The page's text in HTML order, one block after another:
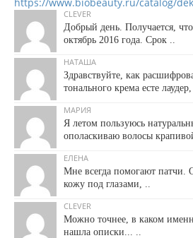
CLEVER
Добрый день. Получается,
октябрь 2016 года. Срок ..
НАТАША
Здравствуйте, как
тонального крема есте лаудер,
МАРИЯ
Я летом пользуюсь
ополаскиваю волосы
ЕЛЕНА
Мне всегда помогают патчи.
кожу под глазами, ..
CLEVER
Можно точнее, в каком
нашла описки... ..